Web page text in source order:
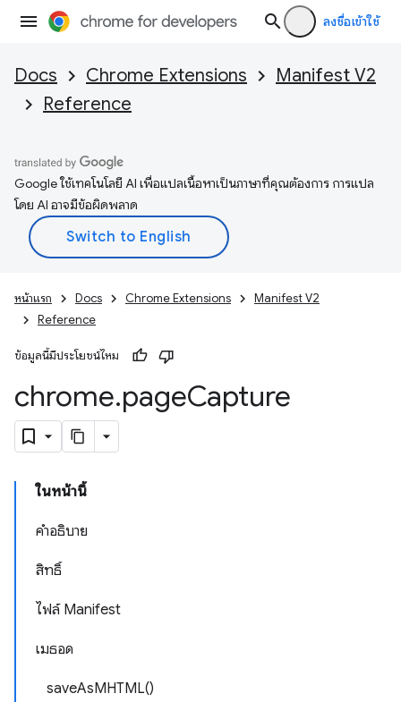
ลงชื่อเข้าใช้
Docs Chrome Extensions
Manifest V2
Reference
Google ใช้เทคโนโลยี AI เพื่อแปลเนื้อหาเป็นภาษาที่คุณต้องการ การแปล
โดย AI อาจมีข้อผิดพลาด
หน้าแรก Docs Chrome Extensions
Manifest V2
Reference
ข้อมูลนี้มีประโยชน์ไหม
chrome.pageCapture
ในหน้านี้
คำอธิบาย
สิทธิ์
ไฟล์ Manifest
เมธอด
saveAsMHTML()